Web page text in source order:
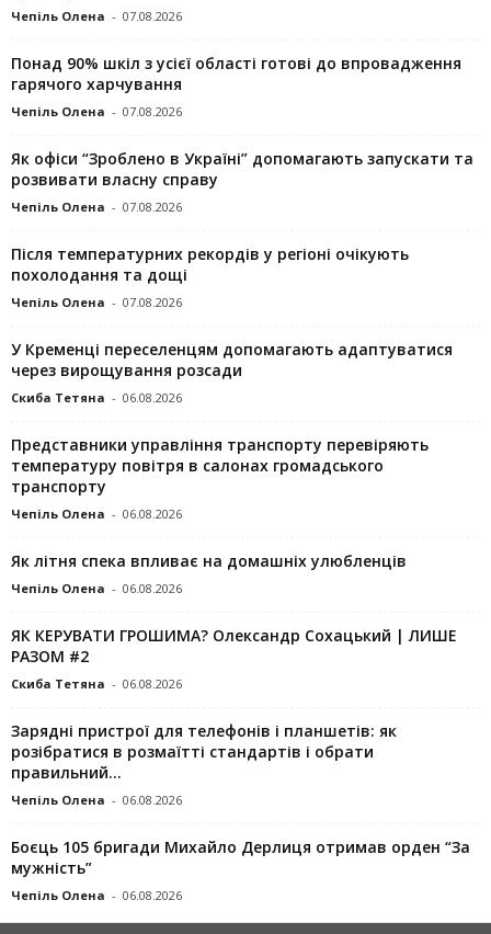
Чепіль Олена - 07.08.2026
Понад 90% шкіл з усієї області готові до впровадження
гарячого харчування
Чепіль Олена - 07.08.2026
Як офіси “Зроблено в Україні” допомагають запускaти та
розвивати власну справу
Чепіль Олена - 07.08.2026
Після температурних рекордів у регіоні очікують
похолодання та дощі
Чепіль Олена - 07.08.2026
У Кременці переселенцям допомагають адаптуватися
через вирощування розсади
Скиба Тетяна - 06.08.2026
Представники управління транспорту перевіряють
температуру повітря в салонах громадського
транспорту
Чепіль Олена - 06.08.2026
Як літня спека впливає на домашніх улюбленців
Чепіль Олена - 06.08.2026
ЯК КЕРУВАТИ ГРОШИМА? Олександр Сохацький | ЛИШЕ
РАЗОМ #2
Скиба Тетяна - 06.08.2026
Зарядні пристрої для телефонів і планшетів: як
розібратися в розмаїтті стандартів і обрати
правильний...
Чепіль Олена - 06.08.2026
Боєць 105 бригади Михайло Дерлиця отримав орден “За
мужність”
Чепіль Олена - 06.08.2026